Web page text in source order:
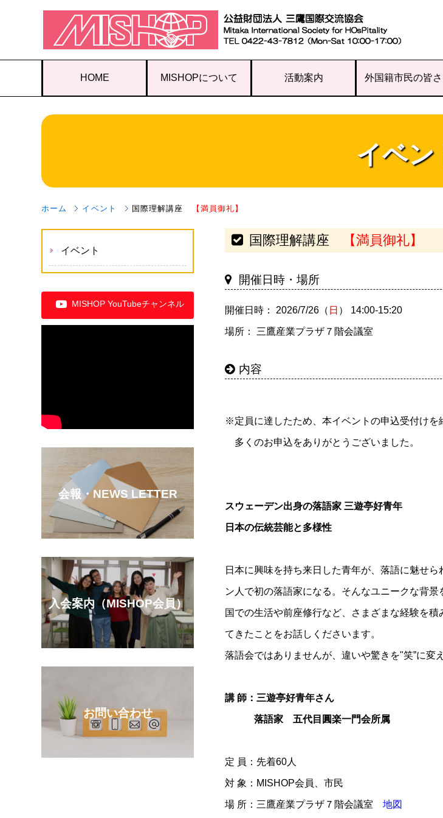
HOME MISHOPについて 活動案内 外国籍市民の皆さ
イベン
ホーム イベント 国際理解講座 【満員御礼】
国際理解講座 【満員御礼】
開催日時・場所
開催日時： 2026/7/26（ 日 ） 14:00-15:20
場所： 三鷹産業プラザ７階会議室
内容
※定員に達したため、本イベントの申込受付けを
多くのお申込をありがとうございました。
スウェーデン出身の落語家 三遊亭好青年
日本の伝統芸能と多様性
日本に興味を持ち来日した青年が、落語に魅せ
ン人で初の落語家になる。そんなユニークな背
国での生活や前座修行など、さまざまな経験を
てきたことをお話しくださいます。
落語会ではありませんが、違いや驚きを"笑”に変
講 師：三遊亭好青年さん
落語家 五代目圓楽一門会所属
定 員：先着60人
対 象：MISHOP会員、市民
場 所：三鷹産業プラザ７階会議室 地図
イベント
MISHOP YouTubeチャンネル
会報・NEWS LETTER
入会案内（MISHOP会員）
お問い合わせ